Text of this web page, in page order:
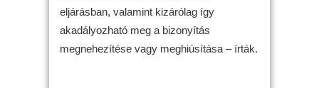
eljárásban, valamint kizárólag így
akadályozható meg a bizonyítás
megnehezítése vagy meghiúsítása – írták.